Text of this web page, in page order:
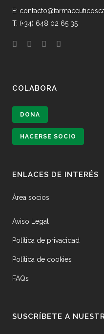
E:
T: (+34) 648 02 65 35
COLABORA
DONA
HACERSE SOCIO
ENLACES DE INTERÉS
Área socios
Aviso Legal
Política de privacidad
Política de cookies
FAQs
SUSCRÍBETE A